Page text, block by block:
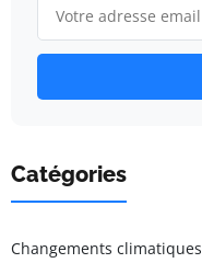
Catégories
Changements climatiques